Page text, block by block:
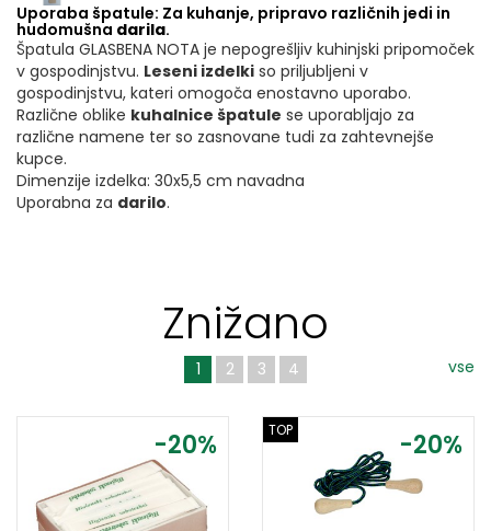
Uporaba špatule: Za kuhanje, pripravo različnih jedi in
hudomušna darila.
Špatula GLASBENA NOTA je nepogrešljiv kuhinjski pripomoček
v gospodinjstvu. Leseni izdelki so priljubljeni v
gospodinjstvu, kateri omogoča enostavno uporabo.
Različne oblike kuhalnice špatule se uporabljajo za
različne namene ter so zasnovane tudi za zahtevnejše
kupce.
Dimenzije izdelka: 30x5,5 cm navadna
Uporabna za darilo.
Znižano
vse
1 2 3 4
-20% -20%
TOP